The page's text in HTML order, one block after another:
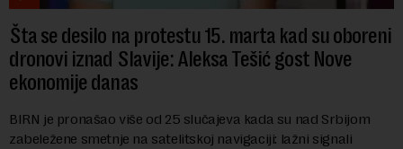
Šta se desilo na protestu 15. marta kad su oboreni
dronovi iznad Slavije: Aleksa Tešić gost Nove
ekonomije danas
BIRN je pronašao više od 25 slučajeva kada su nad Srbijom
zabeležene smetnje na satelitskoj navigaciji: lažni signali